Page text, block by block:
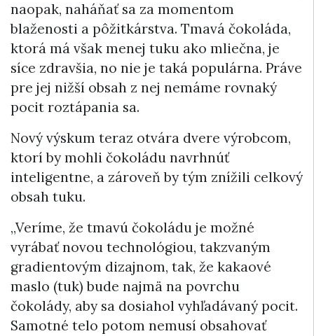
naopak, naháňať sa za momentom
blaženosti a pôžitkárstva. Tmavá čokoláda,
ktorá má však menej tuku ako mliečna, je
síce zdravšia, no nie je taká populárna. Práve
pre jej nižší obsah z nej nemáme rovnaký
pocit roztápania sa.
Nový výskum teraz otvára dvere výrobcom,
ktorí by mohli čokoládu navrhnúť
inteligentne, a zároveň by tým znížili celkový
obsah tuku.
„Veríme, že tmavú čokoládu je možné
vyrábať novou technológiou, takzvaným
gradientovým dizajnom, tak, že kakaové
maslo (tuk) bude najmä na povrchu
čokolády, aby sa dosiahol vyhľadávaný pocit.
Samotné telo potom nemusí obsahovať